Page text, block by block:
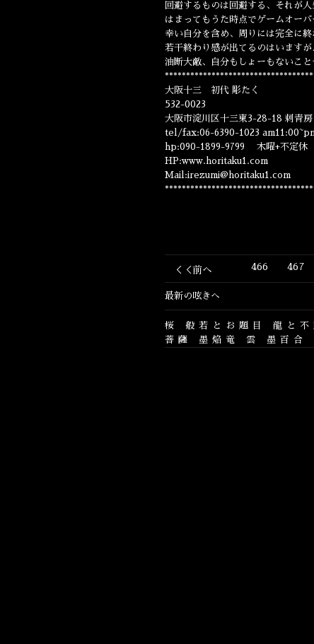
回避するものは回避する、それが
はまってもうた時点でゲームオーバ
幸い自分を含め、周りには完全に終
若干終わり感が出てるのはいますが
油断大敵、自分もしょーもないこ
大阪十三 初代 彫たく
532-0023
大阪市淀川区十三東3-28-18 刺青
tel/fax:06-6390-1023
hp:090-1899-9799 木曜+不定休
HP:www.horitaku1.com
Mail:irezumi@horitaku1.com
＜＜前へ 466 467
最新の呟きへ
桜 般若とお題目 龍と不
菩薩
墨焔竜 雲 墨百合